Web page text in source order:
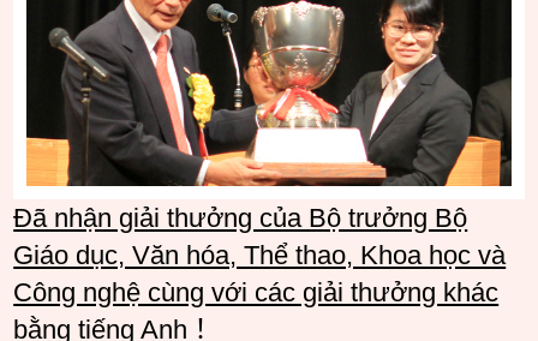
Đã nhận giải thưởng của Bộ trưởng Bộ
Giáo dục, Văn hóa, Thể thao, Khoa học và
Công nghệ cùng với các giải thưởng khác
bằng tiếng Anh！